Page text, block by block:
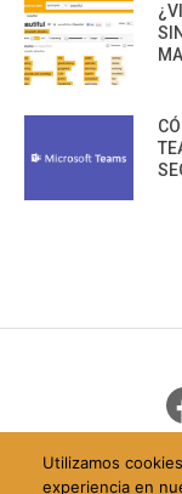
Utilizamos
experiencia en